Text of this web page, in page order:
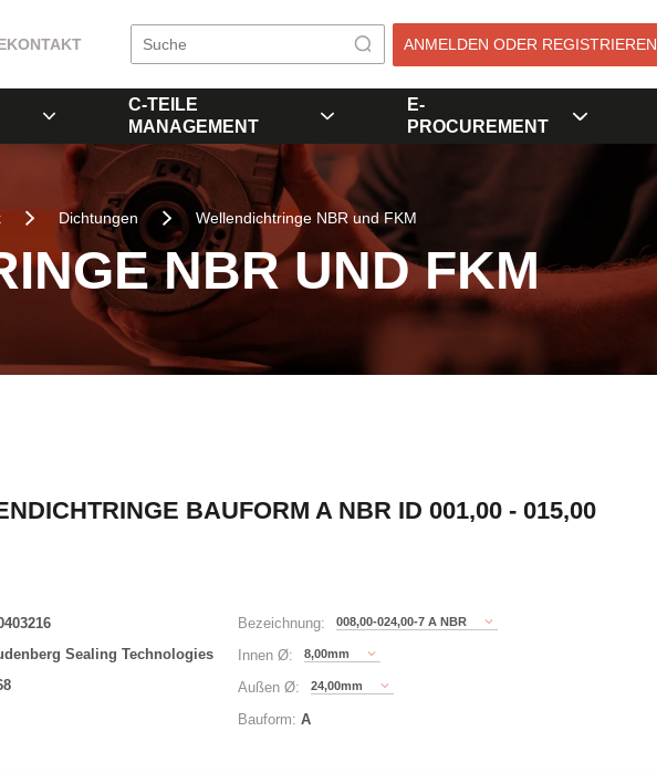
KONTAKT ANMELDEN ODER REGISTRIEREN
C-TEILE
MANAGEMENT
E-
PROCUREMENT
Dichtungen Wellendichtringe NBR und FKM
NBR UND FKM
BAUFORM A NBR ID 001,00 - 015,00
Sealing Technologies
Bezeichnung: 008,00-024,00-7 A NBR
Innen Ø: 8,00mm
Außen Ø: 24,00mm
Bauform: A